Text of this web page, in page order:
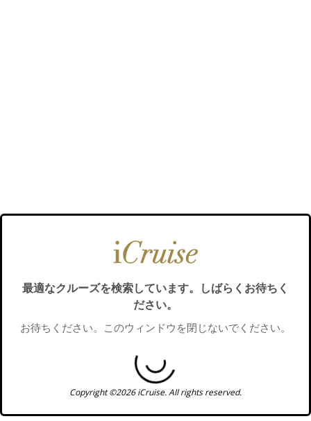
最適なクルーズを検索しています。しばらくお待ちく
ださい。
お待ちください。このウィンドウを閉じないでください。
Copyright ©2026 iCruise. All rights reserved.